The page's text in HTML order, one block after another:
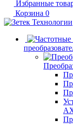
Избранные
Корзина 0